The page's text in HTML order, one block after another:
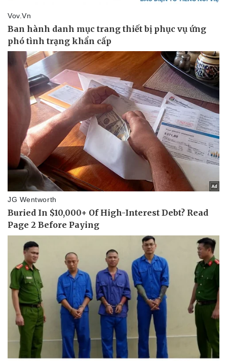
Thể thao
Bóng đá
Lịch thi đấu bóng đá
Thế giới thể thao
eSports
Hậu trường
Ô tô - Xe máy
Ô tô
Xe máy
Tư vấn